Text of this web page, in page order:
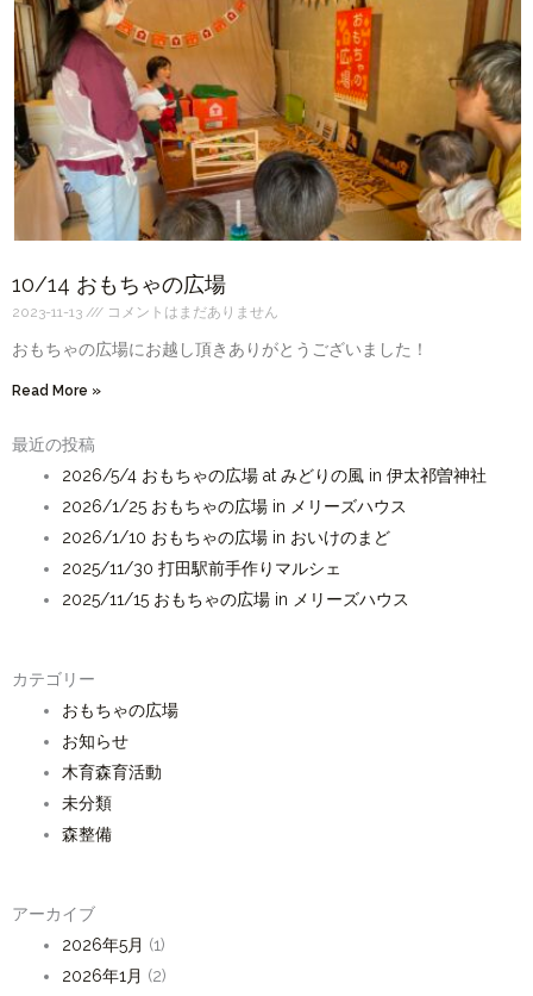
10/14 おもちゃの広場
2023-11-13 コメントはまだありません
おもちゃの広場にお越し頂きありがとうございました！
Read More »
最近の投稿
2026/5/4 おもちゃの広場 at みどりの風 in 伊太祁曽神社
2026/1/25 おもちゃの広場 in メリーズハウス
2026/1/10 おもちゃの広場 in おいけのまど
2025/11/30 打田駅前手作りマルシェ
2025/11/15 おもちゃの広場 in メリーズハウス
カテゴリー
おもちゃの広場
お知らせ
木育森育活動
未分類
森整備
アーカイブ
2026年5月 (1)
2026年1月 (2)